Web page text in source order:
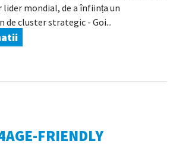
mondial, de a înființa un
de cluster strategic - Goi...
FRIENDLY